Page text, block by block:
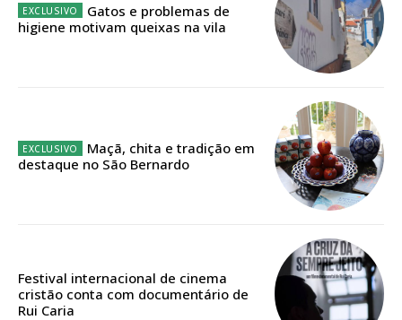
Edição em papel entregue à Quinta-feira em sua
casa
Acesso ao conteúdo online
Acesso aos conteúdos Exclusivos para
Escolha o plano
Gatos e problemas de
higiene motivam queixas na vila
Maçã, chita e tradição em
destaque no São Bernardo
Festival internacional de cinema
cristão conta com documentário de
Rui Caria